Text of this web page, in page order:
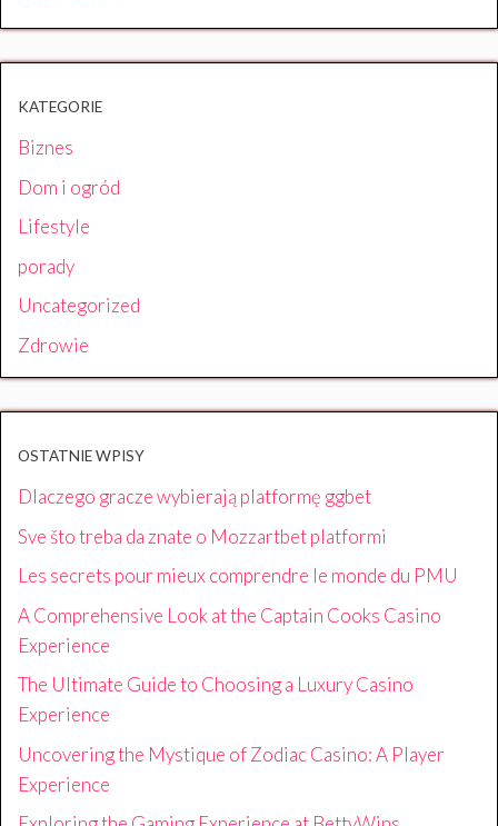
KATEGORIE
Biznes
Dom i ogród
Lifestyle
porady
Uncategorized
Zdrowie
OSTATNIE WPISY
Dlaczego gracze wybierają platformę ggbet
Sve što treba da znate o Mozzartbet platformi
Les secrets pour mieux comprendre le monde du PMU
A Comprehensive Look at the Captain Cooks Casino
Experience
The Ultimate Guide to Choosing a Luxury Casino
Experience
Uncovering the Mystique of Zodiac Casino: A Player
Experience